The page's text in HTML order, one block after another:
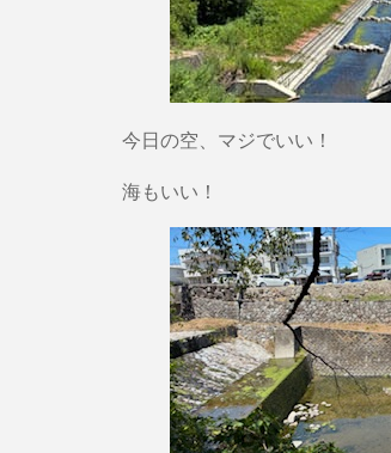
今日の空、マジでいい！
海もいい！